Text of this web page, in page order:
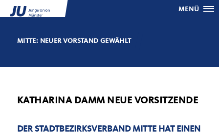
MENÜ
MITTE: NEUER VORSTAND GEWÄHLT
KATHARINA DAMM NEUE VORSITZENDE
DER STADTBEZIRKSVERBAND MITTE HAT EINEN